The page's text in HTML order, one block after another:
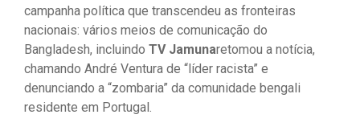
campanha política que transcendeu as fronteiras
nacionais: vários meios de comunicação do
Bangladesh, incluindo TV Jamunaretomou a notícia,
chamando André Ventura de “líder racista” e
denunciando a “zombaria” da comunidade bengali
residente em Portugal.